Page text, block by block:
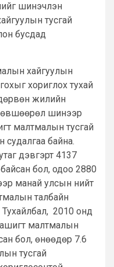
шинэчлэн
тусгай
бусдад
хайгуулын
хориглох тухай
жилийн
шинээр
малтмалын тусгай
байна.
дэвгэрт 4137
бол, одоо 2880
манай улсын нийт
талбайн
2010 онд
ашигт малтмалын
бол, өнөөдөр 7.6
тусгай